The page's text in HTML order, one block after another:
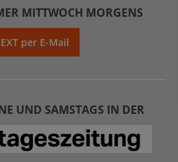
MITTWOCH MORGENS
per E-Mail
UND SAMSTAGS IN DER